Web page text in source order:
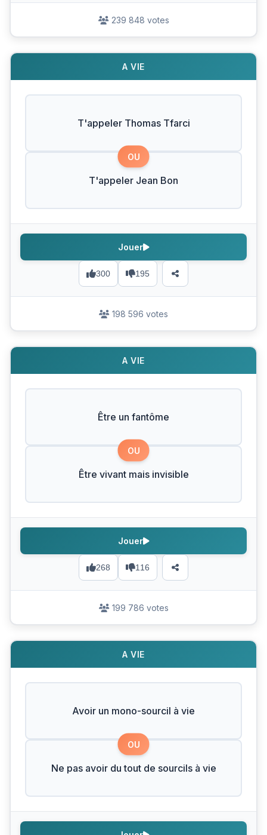
239 848 votes
A VIE
T'appeler Thomas Tfarci
OU
T'appeler Jean Bon
300 195
Jouer
198 596 votes
A VIE
Être un fantôme
OU
Être vivant mais invisible
268 116
Jouer
199 786 votes
A VIE
Avoir un mono-sourcil à vie
OU
Ne pas avoir du tout de sourcils à vie